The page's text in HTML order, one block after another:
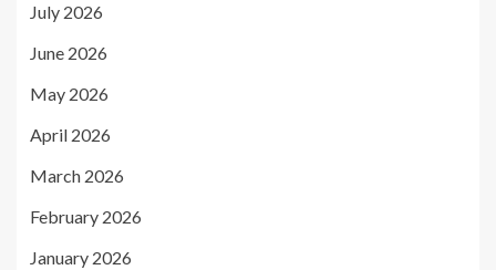
July 2026
June 2026
May 2026
April 2026
March 2026
February 2026
January 2026